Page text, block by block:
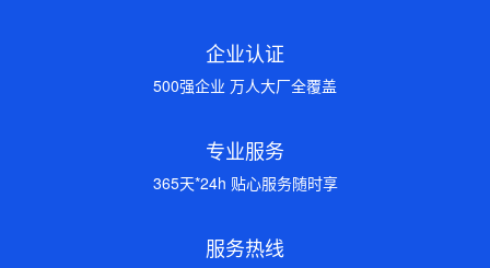
企业认证
500强企业 万人大厂全覆盖
专业服务
365天*24h 贴心服务随时享
服务热线